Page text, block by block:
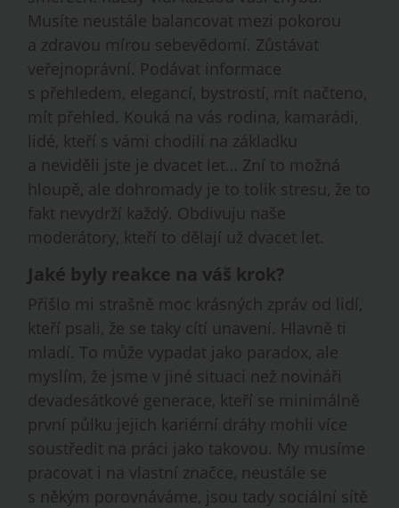
Musíte neustále balancovat mezi pokorou
a zdravou mírou sebevědomí. Zůstávat
veřejnoprávní. Podávat informace
s přehledem, elegancí, bystrostí, mít načteno,
mít přehled. Kouká na vás rodina, kamarádi,
lidé, kteří s vámi chodili na základku
a neviděli jste je dvacet let… Zní to možná
hloupě, ale dohromady je to tolik stresu, že to
fakt nevydrží každý. Obdivuju naše
moderátory, kteří to dělají už dvacet let.
Jaké byly reakce na váš krok?
Přišlo mi strašně moc krásných zpráv od lidí,
kteří psali, že se taky cítí unavení. Hlavně ti
mladí. To může vypadat jako paradox, ale
myslím, že jsme v jiné situaci než novináři
devadesátkové generace, kteří se minimálně
první půlku jejich kariérní dráhy mohli více
soustředit na práci jako takovou. My musíme
pracovat i na vlastní značce, neustále se
s někým porovnáváme, jsou tady sociální sítě